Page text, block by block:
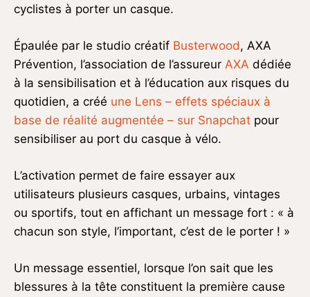
cyclistes à porter un casque.
Épaulée par le studio créatif Busterwood, AXA
Prévention, l’association de l’assureur AXA dédiée
à la sensibilisation et à l’éducation aux risques du
quotidien, a créé une Lens – effets spéciaux à
base de réalité augmentée – sur Snapchat pour
sensibiliser au port du casque à vélo.
L’activation permet de faire essayer aux
utilisateurs plusieurs casques, urbains, vintages
ou sportifs, tout en affichant un message fort : « à
chacun son style, l’important, c’est de le porter ! »
Un message essentiel, lorsque l’on sait que les
blessures à la tête constituent la première cause